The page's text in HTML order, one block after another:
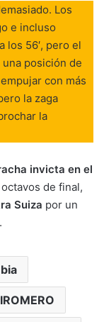
Los
e incluso
los 56′, pero el
posición de
con más
la zaga
la
invicta en el
de final,
Suiza por un